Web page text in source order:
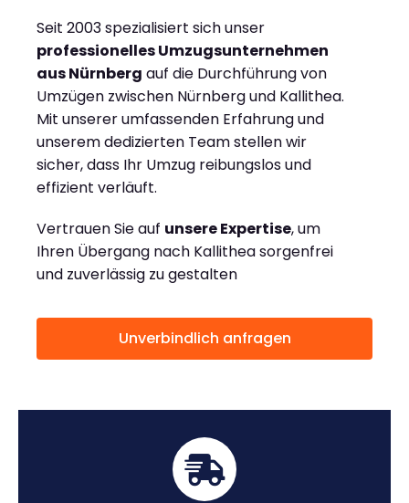
Seit 2003 spezialisiert sich unser
professionelles Umzugsunternehmen
aus Nürnberg auf die Durchführung von
Umzügen zwischen Nürnberg und Kallithea.
Mit unserer umfassenden Erfahrung und
unserem dedizierten Team stellen wir
sicher, dass Ihr Umzug reibungslos und
effizient verläuft.
Vertrauen Sie auf unsere Expertise, um
Ihren Übergang nach Kallithea sorgenfrei
und zuverlässig zu gestalten
Unverbindlich anfragen